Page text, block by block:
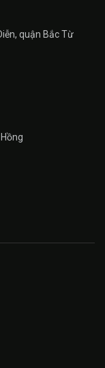
quận Bắc Từ